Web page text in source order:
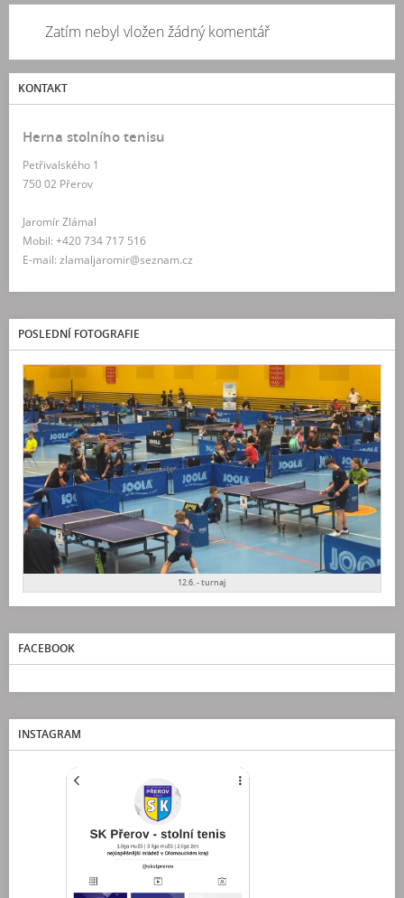
Zatím nebyl vložen žádný komentář
KONTAKT
Herna stolního tenisu
Petřivalského 1
750 02 Přerov
Jaromír Zlámal
Mobil: +420 734 717 516
E-mail: zlamaljaromir@seznam.cz
POSLEDNÍ FOTOGRAFIE
12.6. - turnaj
FACEBOOK
INSTAGRAM